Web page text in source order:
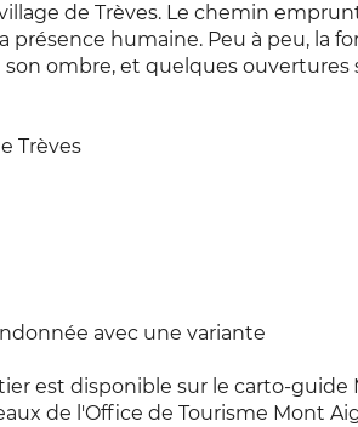
de Trèves. Le chemin
présence humaine. Peu à peu, la
ombre, et quelques ouvertures
Trèves
avec une variante
est disponible sur le carto-guide
de l'Office de Tourisme Mont